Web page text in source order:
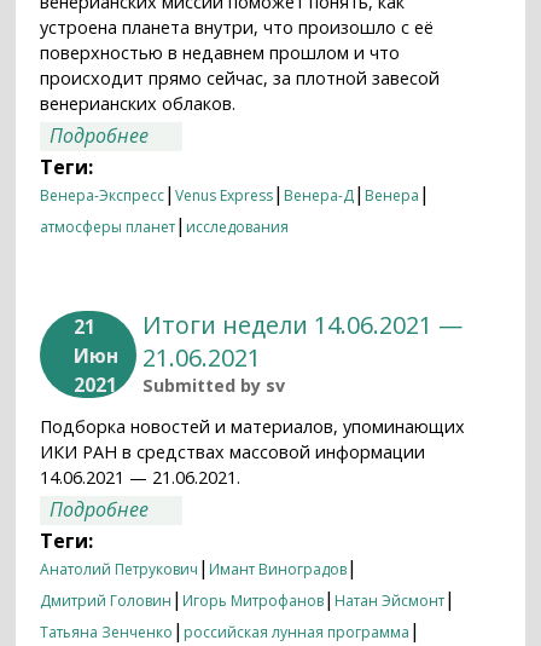
устроена планета внутри, что произошло с её
поверхностью в недавнем прошлом и что
происходит прямо сейчас, за плотной завесой
венерианских облаков.
Подробнее
Теги:
Венера-Экспресс|Venus Express| Венера-Д| Венера |
атмосферы планет| исследования
21
Июн
2021
Итоги недели 14.06.2021 —
21.06.2021
Submitted by sv
Подборка новостей и материалов, упоминающих
ИКИ РАН в средствах массовой информации
14.06.2021 — 21.06.2021.
Подробнее
Теги:
Анатолий Петрукович | Имант Виноградов|
Дмитрий Головин | Игорь Митрофанов| Натан Эйсмонт|
Татьяна Зенченко | российская лунная программа |